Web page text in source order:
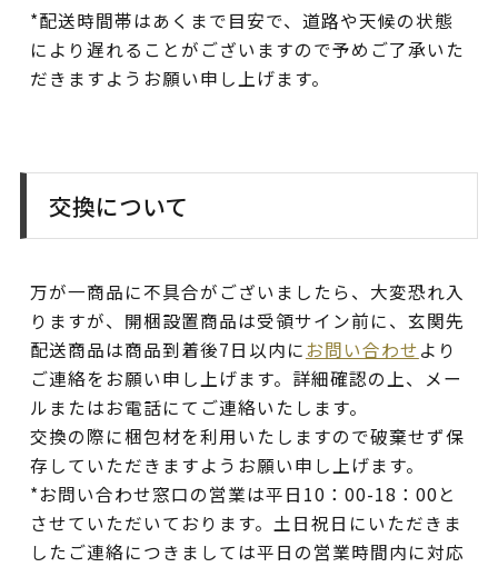
*配送時間帯はあくまで目安で、道路や天候の状態
により遅れることがございますので予めご了承いた
だきますようお願い申し上げます。
交換について
万が一商品に不具合がございましたら、大変恐れ入
りますが、開梱設置商品は受領サイン前に、玄関先
配送商品は商品到着後7日以内にお問い合わせより
ご連絡をお願い申し上げます。詳細確認の上、メー
ルまたはお電話にてご連絡いたします。
交換の際に梱包材を利用いたしますので破棄せず保
存していただきますようお願い申し上げます。
*お問い合わせ窓口の営業は平日10：00-18：00と
させていただいております。土日祝日にいただきま
したご連絡につきましては平日の営業時間内に対応